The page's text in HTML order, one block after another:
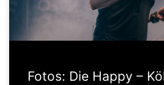
Fotos: Die Happy –